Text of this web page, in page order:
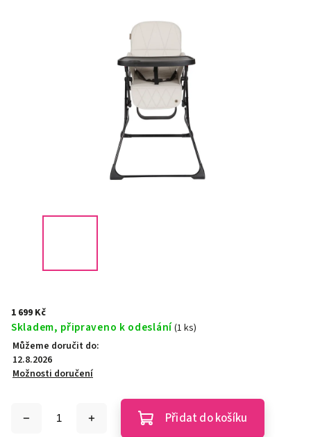
1 699 Kč
Skladem, připraveno k odeslání(1 ks)
Můžeme doručit do:
12.8.2026
Možnosti doručení
Přidat do košíku